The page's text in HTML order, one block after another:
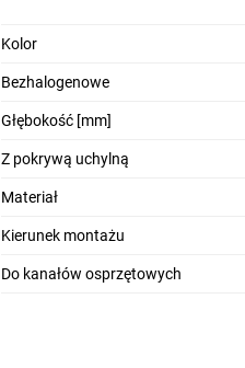
Kolor
Bezhalogenowe
Głębokość [mm]
Z pokrywą uchylną
Materiał
Kierunek montażu
Do kanałów osprzętowych